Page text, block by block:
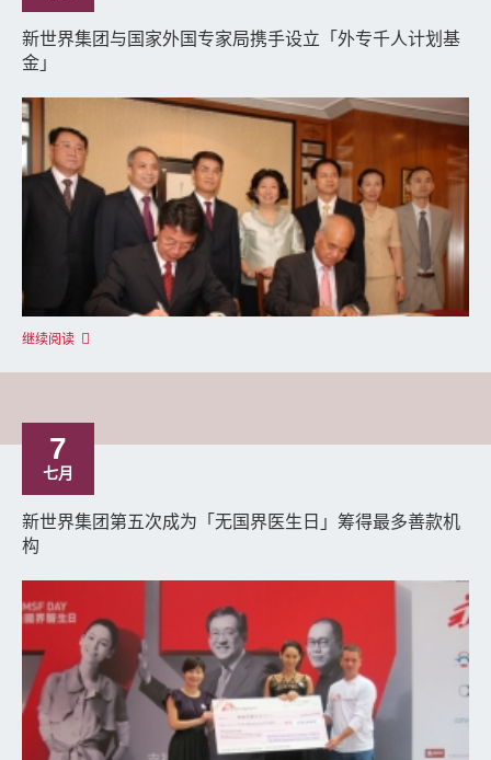
新世界集团与国家外国专家局携手设立「外专千人计划基
金」
继续阅读
7
七月
新世界集团第五次成为「无国界医生日」筹得最多善款机
构